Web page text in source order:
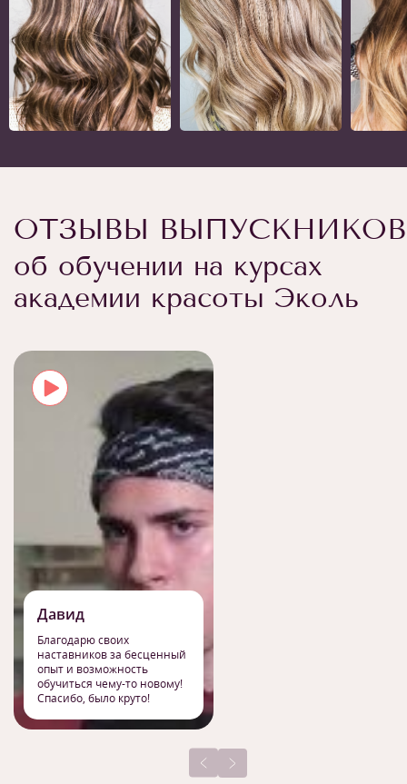
ОТЗЫВЫ ВЫПУСКНИКОВ
об обучении на курсах
академии красоты Эколь
Давид
Благодарю своих
наставников за бесценный
опыт и возможность
обучиться чему-то новому!
Спасибо, было круто!